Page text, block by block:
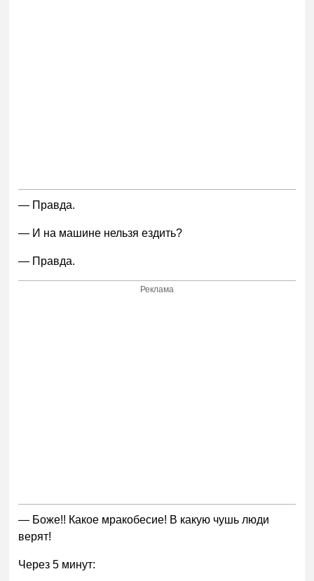
— Правда.
— И на машине нельзя ездить?
— Правда.
Реклама
— Боже!! Какое мракобесие! В какую чушь люди
верят!
Через 5 минут: